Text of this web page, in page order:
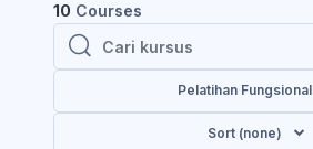
10 Courses
Cari kursus
Cari kursus
Pelatihan Fungsional
Sort (none)